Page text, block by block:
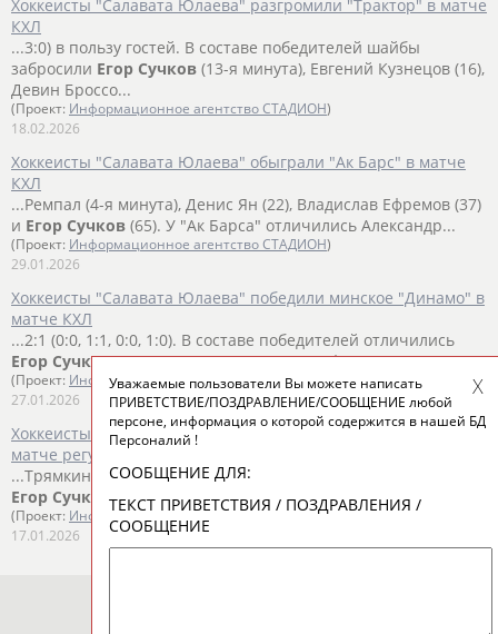
Хоккеисты "Салавата Юлаева" разгромили "Трактор" в матче
КХЛ
...3:0) в пользу гостей. В составе победителей шайбы
забросили Егор Сучков (13-я минута), Евгений Кузнецов (16),
Девин Броссо...
(Проект: Информационное агентство СТАДИОН)
18.02.2026
Хоккеисты "Салавата Юлаева" обыграли "Ак Барс" в матче
КХЛ
...Ремпал (4-я минута), Денис Ян (22), Владислав Ефремов (37)
и Егор Сучков (65). У "Ак Барса" отличились Александр...
(Проект: Информационное агентство СТАДИОН)
29.01.2026
Хоккеисты "Салавата Юлаева" победили минское "Динамо" в
матче КХЛ
...2:1 (0:0, 1:1, 0:0, 1:0). В составе победителей отличились
Егор Сучков(26-я минута) и Владислав Ефремов (63)....
(Проект: Информационное агентство СТАДИОН)
27.01.2026
Хоккеисты "Автомобилиста" обыграли "Салават Юлаев" в
матче регулярного чемпионата КХЛ
...Трямкин (8) и Стефан Да Коста (9). У гостей отличились
Егор Сучков(38) и Шелдон Ремпал (46). ...
(Проект: Информационное агентство СТАДИОН)
17.01.2026
Уважаемые пользователи Вы можете написать
ПРИВЕТСТВИЕ/ПОЗДРАВЛЕНИЕ/СООБЩЕНИЕ любой
персоне, информация о которой содержится в нашей БД
Персоналий !
СООБЩЕНИЕ ДЛЯ:
ТЕКСТ ПРИВЕТСТВИЯ / ПОЗДРАВЛЕНИЯ /
СООБЩЕНИЕ